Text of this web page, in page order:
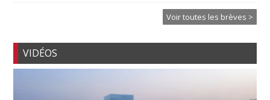
Voir toutes les brèves >
VIDÉOS